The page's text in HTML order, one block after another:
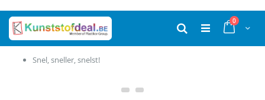
Ga
naar
inhoud
Cart
0producten
Zoek
Snel, sneller, snelst!